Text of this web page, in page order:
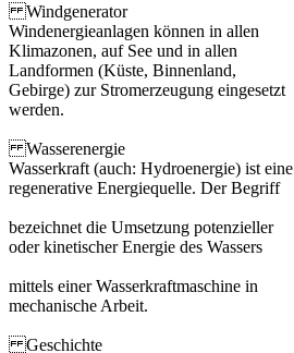
Windgenerator
Windenergieanlagen können in allen
Klimazonen, auf See und in allen
Landformen (Küste, Binnenland,
Gebirge) zur Stromerzeugung eingesetzt
werden.
Wasserenergie
Wasserkraft (auch: Hydroenergie) ist eine
regenerative Energiequelle. Der Begriff
bezeichnet die Umsetzung potenzieller
oder kinetischer Energie des Wassers
mittels einer Wasserkraftmaschine in
mechanische Arbeit.
Geschichte